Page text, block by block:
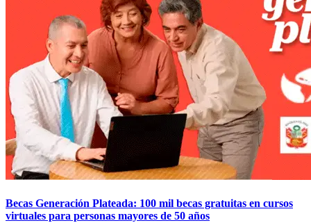
Becas Generación Plateada: 100 mil becas gratuitas en cursos
virtuales para personas mayores de 50 años